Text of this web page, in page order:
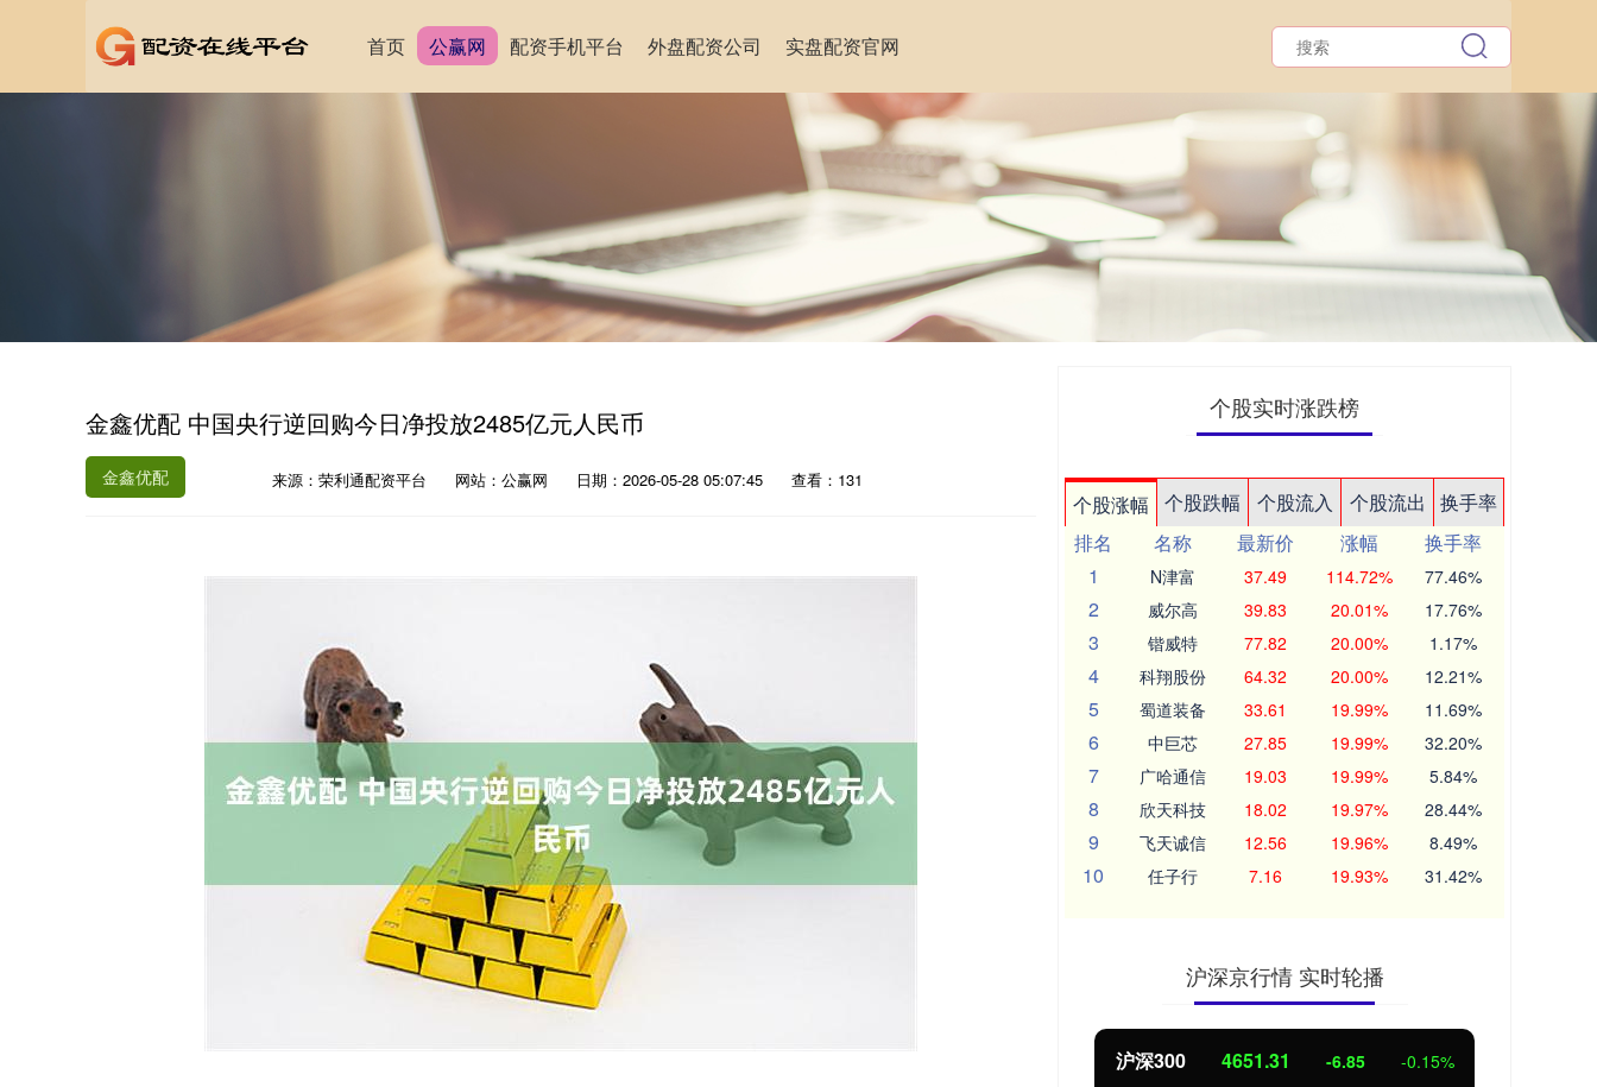
首页 公赢网 配资手机平台 外盘配资公司 实盘配资官网
金鑫优配 中国央行逆回购今日净投放2485亿元人民币
金鑫优配 来源：荣利通配资平台 网站：公赢网 日期：2026-05-28 05:07:45 查看：131
个股实时涨跌榜
个股涨幅 个股跌幅 个股流入 个股流出
换手率
排名
名称 最新价 涨幅
换手率
1
N津富 37.49 114.72% 77.46%
2 威尔高 39.83 20.01% 17.76%
3 锴威特 77.82 20.00% 1.17%
4 科翔股份 64.32 20.00% 12.21%
5 蜀道装备 33.61 19.99% 11.69%
6 中巨芯 27.85 19.99% 32.20%
7 广哈通信 19.03 19.99% 5.84%
8 欣天科技 18.02 19.97% 28.44%
9 飞天诚信 12.56 19.96% 8.49%
10 任子行 7.16 19.93% 31.42%
沪深京行情 实时轮播
北证50 1122.88 3.42 0.30%